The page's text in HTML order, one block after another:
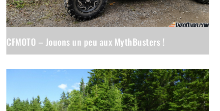
CFMOTO – Jouons un peu aux MythBusters !